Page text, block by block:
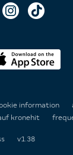
information
kronehit
v1.38